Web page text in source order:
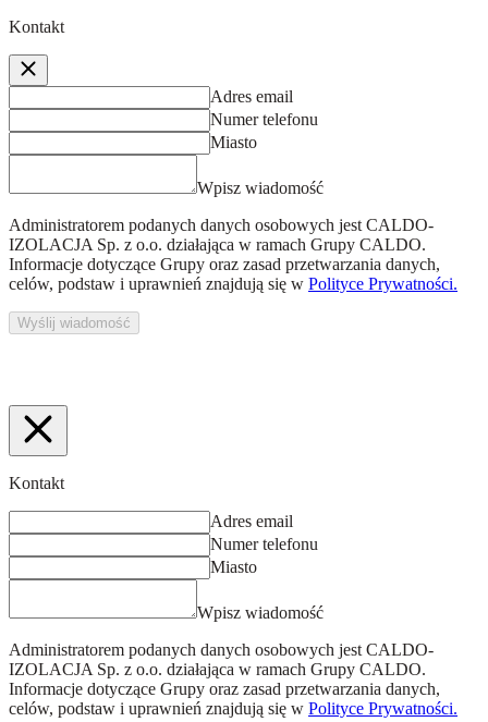
Kontakt
Adres email
Numer telefonu
Miasto
Wpisz wiadomość
Administratorem podanych danych osobowych jest CALDO-
IZOLACJA Sp. z o.o. działająca w ramach Grupy CALDO.
Informacje dotyczące Grupy oraz zasad przetwarzania danych,
celów, podstaw i uprawnień znajdują się w Polityce Prywatności.
Wyślij wiadomość
Kontakt
Adres email
Numer telefonu
Miasto
Wpisz wiadomość
Administratorem podanych danych osobowych jest CALDO-
IZOLACJA Sp. z o.o. działająca w ramach Grupy CALDO.
Informacje dotyczące Grupy oraz zasad przetwarzania danych,
celów, podstaw i uprawnień znajdują się w Polityce Prywatności.